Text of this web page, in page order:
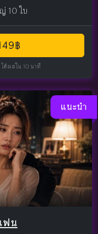
10 ใบ
฿
ด้ผลใน 10 นาที
แนะนำ
ฟน